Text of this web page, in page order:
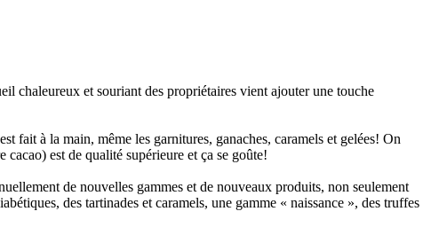
chaleureux et souriant des propriétaires vient ajouter une touche
fait à la main, même les garnitures, ganaches, caramels et gelées! On
est de qualité supérieure et ça se goûte!
de nouvelles gammes et de nouveaux produits, non seulement
des tartinades et caramels, une gamme « naissance », des truffes